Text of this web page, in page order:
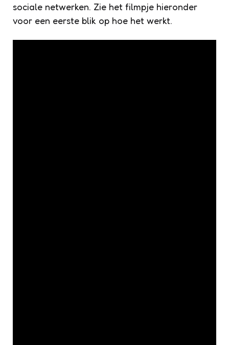
sociale netwerken. Zie het filmpje hieronder
voor een eerste blik op hoe het werkt.